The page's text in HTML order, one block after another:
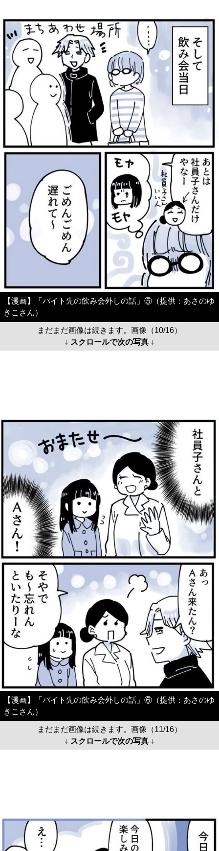
【漫画】「バイト先の飲み会外しの話」⑤（提供：あさのゆ
きこさん）
まだまだ画像は続きます。画像（10/16）
↓ スクロールで次の写真 ↓
【漫画】「バイト先の飲み会外しの話」⑥（提供：あさのゆ
きこさん）
まだまだ画像は続きます。画像（11/16）
↓ スクロールで次の写真 ↓